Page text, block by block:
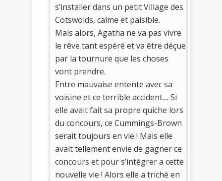
s’installer dans un petit Village des
Cotswolds, calme et paisible.
Mais alors, Agatha ne va pas vivre
le rêve tant espéré et va être déçue
par la tournure que les choses
vont prendre.
Entre mauvaise entente avec sa
voisine et ce terrible accident.... Si
elle avait fait sa propre quiche lors
du concours, ce Cummings-Brown
serait toujours en vie ! Mais elle
avait tellement envie de gagner ce
concours et pour s’intégrer a cette
nouvelle vie ! Alors elle a triché en